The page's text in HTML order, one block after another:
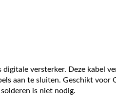
digitale versterker. Deze kabel
aan te sluiten. Geschikt voor
is niet nodig.